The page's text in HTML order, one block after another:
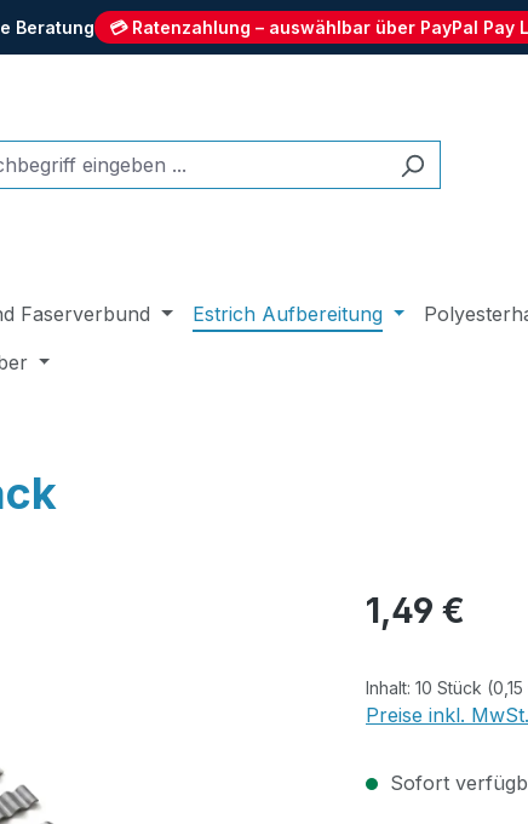
Beratung 💳 Ratenzahlung – auswählbar über PayPal Pay
Faserverbund Estrich Aufbereitung
Regulärer Preis:
1,49 €
Inhalt: 10 Stück
Preise inkl.
Sofort